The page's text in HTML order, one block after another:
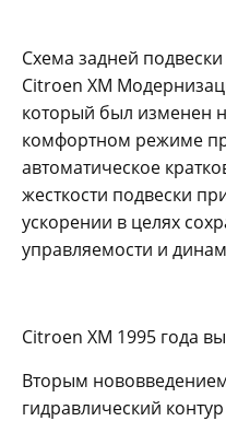
Схема задней
Citroen XM
который был изменен
комфортном режиме
автоматическое
жесткости подвески
ускорении в целях
управляемости и
Citroen XM 1995 года
Вторым
гидравлический